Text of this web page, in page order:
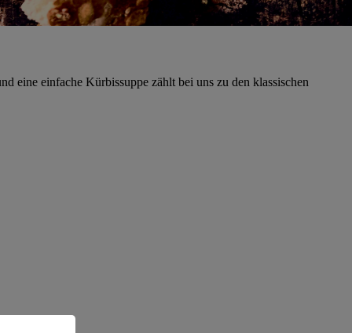
eine einfache Kürbissuppe zählt bei uns zu den klassischen